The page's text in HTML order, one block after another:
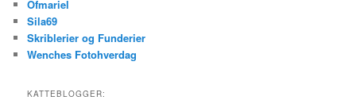
Ofmariel
Sila69
Skriblerier og Funderier
Wenches Fotohverdag
KATTEBLOGGER: